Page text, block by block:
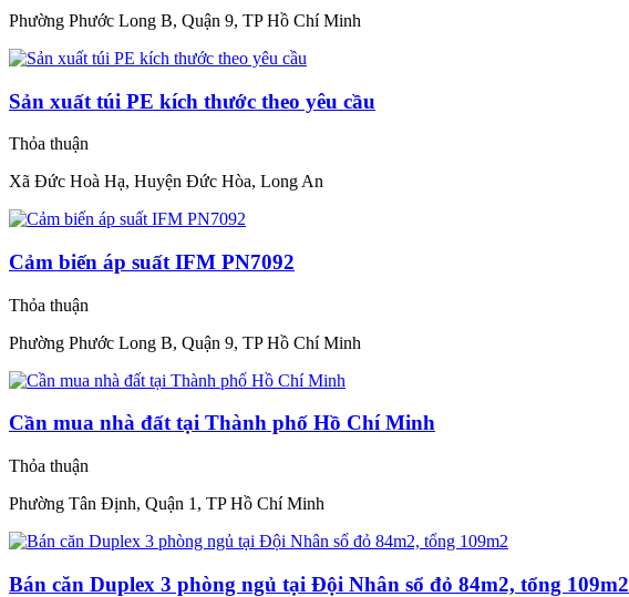
Phường Phước Long B, Quận 9, TP Hồ Chí Minh
Sản xuất túi PE kích thước theo yêu cầu
Thỏa thuận
Xã Đức Hoà Hạ, Huyện Đức Hòa, Long An
Cảm biến áp suất IFM PN7092
Thỏa thuận
Phường Phước Long B, Quận 9, TP Hồ Chí Minh
Cần mua nhà đất tại Thành phố Hồ Chí Minh
Thỏa thuận
Phường Tân Định, Quận 1, TP Hồ Chí Minh
Bán căn Duplex 3 phòng ngủ tại Đội Nhân sổ đỏ 84m2, tổng 109m2